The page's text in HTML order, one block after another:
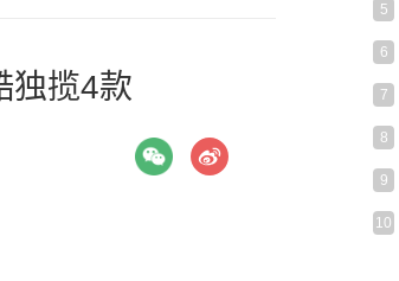
独揽4款
5
6
7
8
9
10